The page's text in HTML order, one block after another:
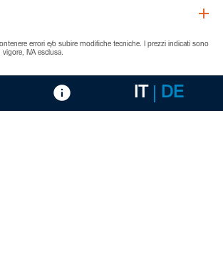
errori e/o subire modifiche tecniche. I prezzi indicati sono
IVA esclusa.
IT DE